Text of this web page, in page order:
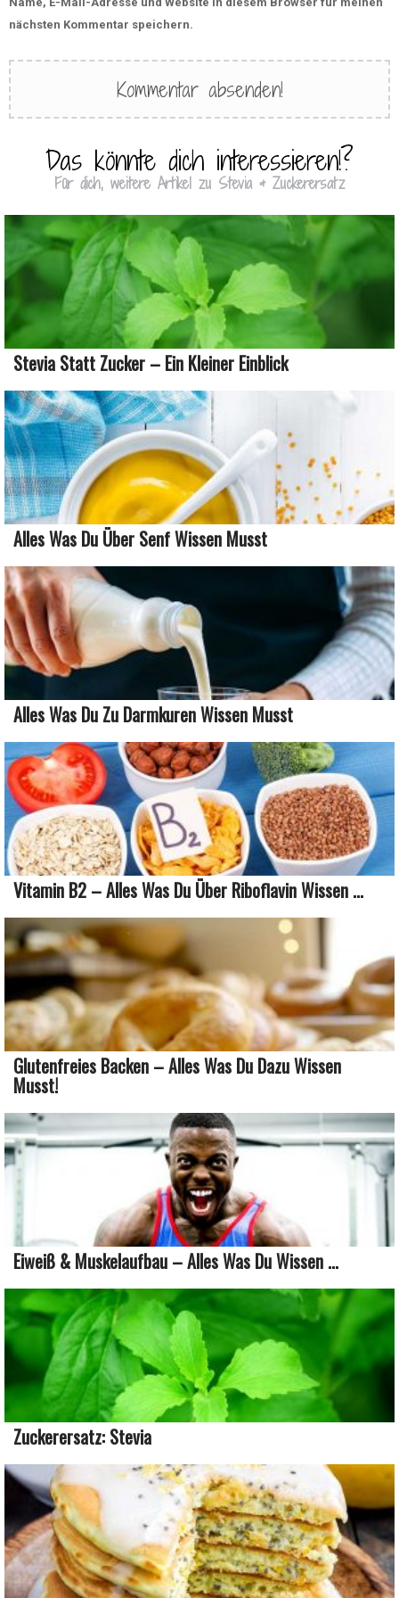
nächsten Kommentar speichern.
Das könnte dich interessieren!?
Für dich, weitere Artikel zu Stevia & Zuckerersatz
Stevia Statt Zucker – Ein Kleiner Einblick
Alles Was Du Über Senf Wissen Musst
Alles Was Du Zu Darmkuren Wissen Musst
Vitamin B2 – Alles Was Du Über Riboflavin Wissen ...
Glutenfreies Backen – Alles Was Du Dazu Wissen
Musst!
Eiweiß & Muskelaufbau – Alles Was Du Wissen ...
Zuckerersatz: Stevia